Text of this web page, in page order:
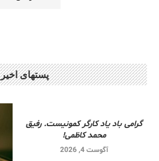
پستهای اخیر
گرامی باد یاد کارگر کمونیست. رفیق
محمد کاظمی!
آگوست 4, 2026